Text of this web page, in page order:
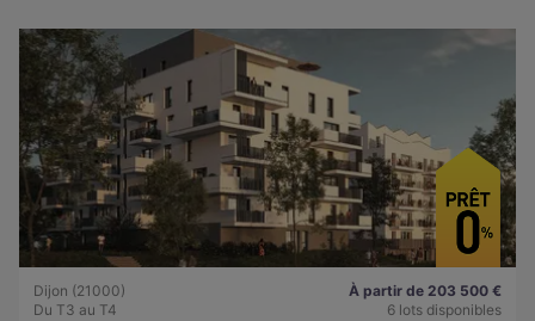
Dijon (21000)
Du T3 au T4
À partir de 203 500 €
6 lots disponibles